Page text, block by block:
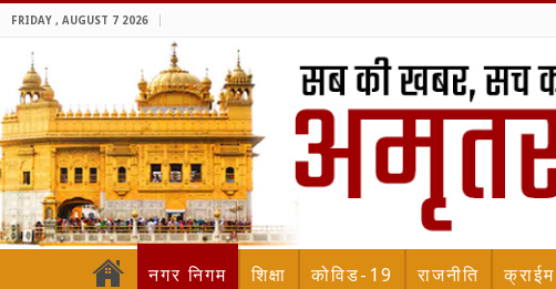
FRIDAY , AUGUST 7 2026
नगर निगम शिक्षा कोविड-19 राजनीति क्राईम